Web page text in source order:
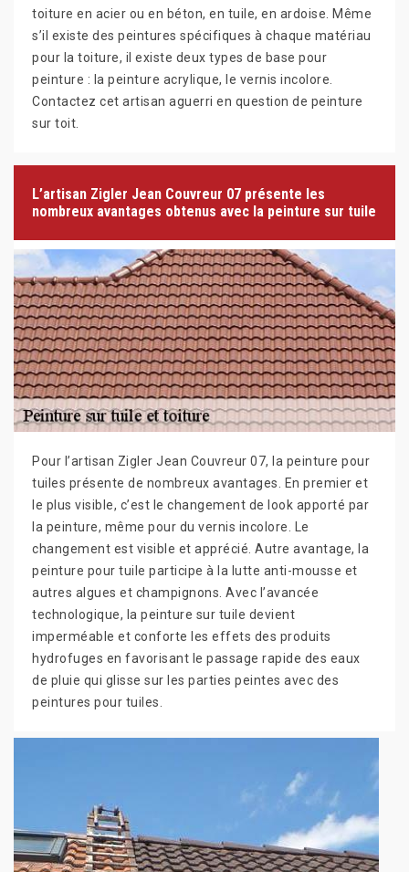
toiture en acier ou en béton, en tuile, en ardoise. Même
s’il existe des peintures spécifiques à chaque matériau
pour la toiture, il existe deux types de base pour
peinture : la peinture acrylique, le vernis incolore.
Contactez cet artisan aguerri en question de peinture
sur toit.
L’artisan Zigler Jean Couvreur 07 présente les
nombreux avantages obtenus avec la peinture sur tuile
Pour l’artisan Zigler Jean Couvreur 07, la peinture pour
tuiles présente de nombreux avantages. En premier et
le plus visible, c’est le changement de look apporté par
la peinture, même pour du vernis incolore. Le
changement est visible et apprécié. Autre avantage, la
peinture pour tuile participe à la lutte anti-mousse et
autres algues et champignons. Avec l’avancée
technologique, la peinture sur tuile devient
imperméable et conforte les effets des produits
hydrofuges en favorisant le passage rapide des eaux
de pluie qui glisse sur les parties peintes avec des
peintures pour tuiles.